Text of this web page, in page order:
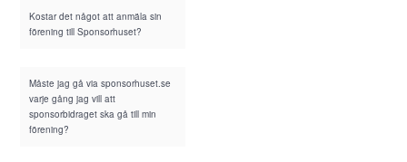
Kostar det något att anmäla sin
förening till Sponsorhuset?
Måste jag gå via sponsorhuset.se
varje gång jag vill att
sponsorbidraget ska gå till min
förening?